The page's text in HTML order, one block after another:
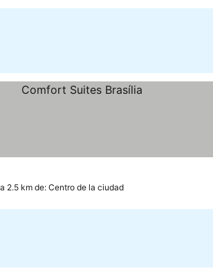
a 2.5 km de: Centro de la ciudad